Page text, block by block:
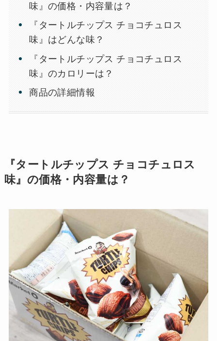
味』の価格・内容量は？
『タートルチップス チョコチュロス
味』はどんな味？
『タートルチップス チョコチュロス
味』のカロリーは？
商品の詳細情報
『タートルチップス チョコチュロス
味』の価格・内容量は？